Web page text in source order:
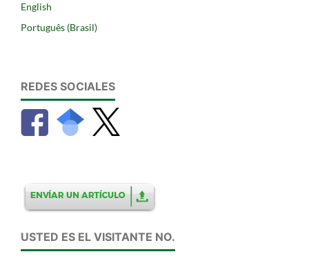
English
Português (Brasil)
REDES SOCIALES
USTED ES EL VISITANTE NO.